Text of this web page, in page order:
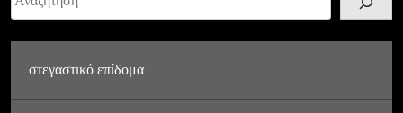
στεγαστικό επίδομα